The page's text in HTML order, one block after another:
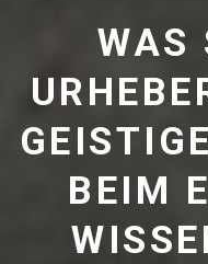
WAS
BEIM